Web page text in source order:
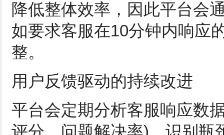
降低整体效率，因此平台会
如要求客服在10分钟内响应
整。
用户反馈驱动的持续改进
平台会定期分析客服响应数